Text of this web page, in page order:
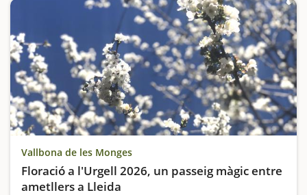
Vallbona de les Monges
Floració a l'Urgell 2026, un passeig màgic entre
ametllers a Lleida